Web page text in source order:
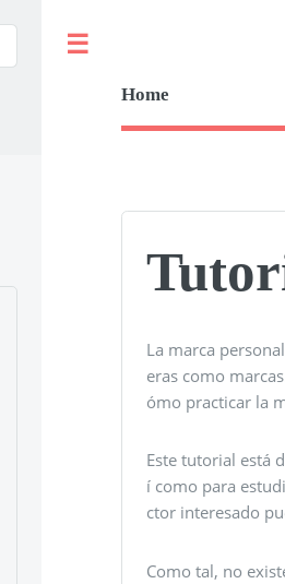
Home
La marca
eras como
ómo practicar la
Este tutorial está
í como para
ctor interesado
Como tal, no